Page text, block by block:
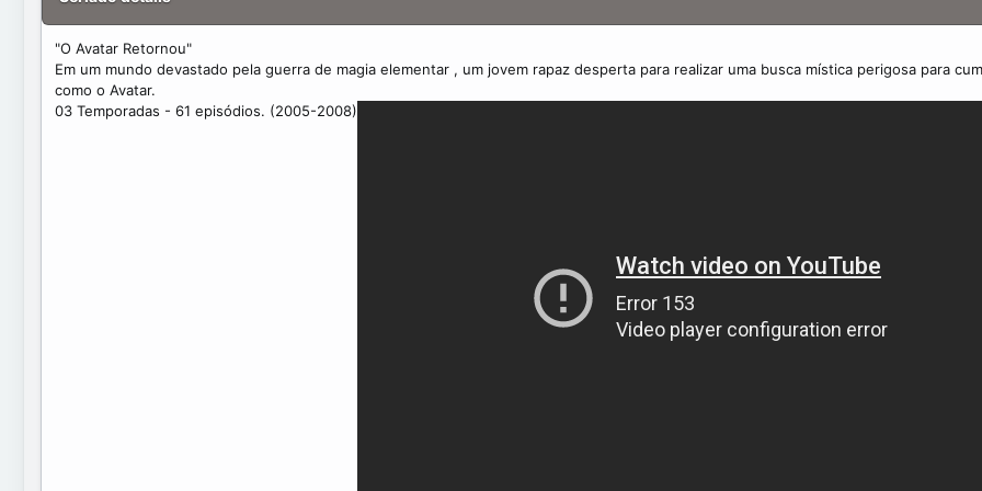
e
"O Avatar Retornou"
Em um mundo devastado pela guerra de magia elementar , um jovem rapaz desperta para realizar uma busca mística perigosa para
como o Avatar.
03 Temporadas - 61 episódios. (2005-2008)